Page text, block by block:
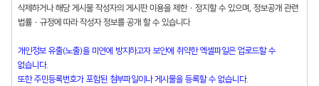
삭제하거나 해당 게시물 작성자의 게시판 이용을 제한 · 정지할 수 있으며, 정보공개 관련
법률 · 규정에 따라 작성자 정보를 공개 할 수 있습니다
개인정보 유출(노출)을 미연에 방지하고자 보안에 취약한 엑셀파일은 업로드할 수
없습니다.
또한 주민등록번호가 포함된 첨부파일이나 게시물을 등록할 수 없습니다.